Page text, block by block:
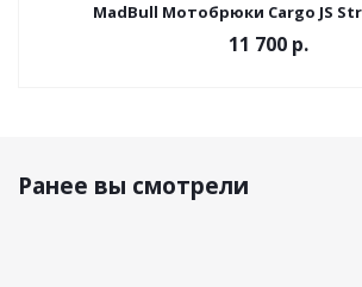
MadBull Мотобрюки Cargo JS
11 700 р.
Ранее вы смотрели